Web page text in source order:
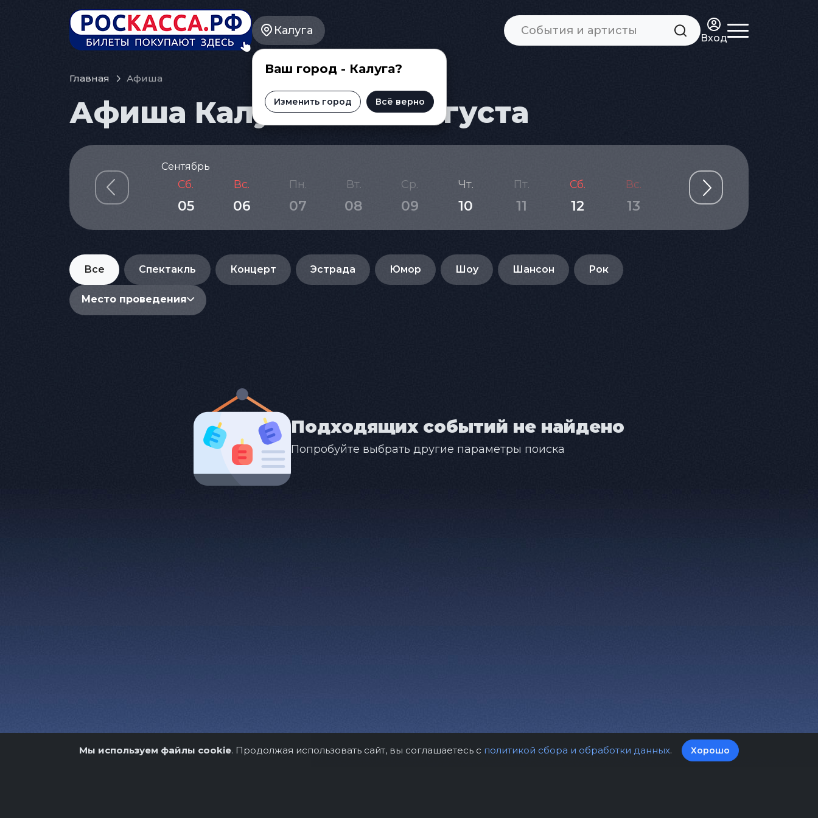
Калуга
Ваш город - Калуга?
Изменить город Всё верно
Вход
Главная Афиша
Афиша Калуги на 23 августа
Сентябрь
Сб.
05
Вс.
06
Пн.
07
Вт.
08
Ср.
09
Чт.
10
Пт.
11
Сб.
12
Вс.
13
Пн.
14 15
Все Спектакль Концерт Эстрада Юмор Шоу Шансон Рок
Место проведения
Подходящих событий не найдено
Попробуйте выбрать другие параметры поиска
Мы используем файлы cookie. Продолжая использовать сайт, вы соглашаетесь с политикой сбора и обработки данных. Хорошо